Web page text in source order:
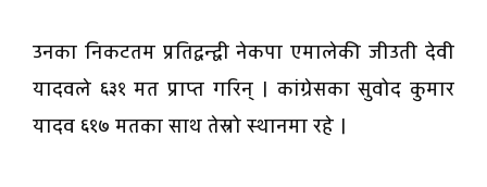
उनका निकटतम प्रतिद्वन्द्वी नेकपा एमालेकी जीउती देवी
यादवले ६३१ मत प्राप्त गरिन् । कांग्रेसका सुवोद कुमार
यादव ६१७ मतका साथ तेस्रो स्थानमा रहे ।